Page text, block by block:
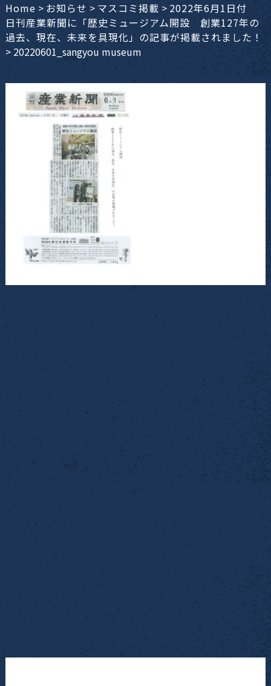
Home > お知らせ > マスコミ掲載 > 2022年6月1日付
日刊産業新聞に「歴史ミュージアム開設 創業127年の
過去、現在、未来を具現化」の記事が掲載されました！
> 20220601_sangyou museum